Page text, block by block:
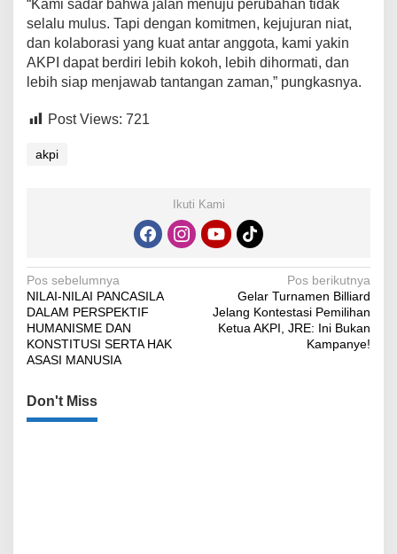
“Kami sadar bahwa jalan menuju perubahan tidak
selalu mulus. Tapi dengan komitmen, kejujuran niat,
dan kolaborasi yang kuat antar anggota, kami yakin
AKPI dapat berdiri lebih kokoh, lebih dihormati, dan
lebih siap menjawab tantangan zaman,” pungkasnya.
Post Views: 721
akpi
Ikuti Kami
Navigasi
pos
Pos sebelumnya
NILAI-NILAI PANCASILA
DALAM PERSPEKTIF
HUMANISME DAN
KONSTITUSI SERTA HAK
ASASI MANUSIA
Pos berikutnya
Gelar Turnamen Billiard
Jelang Kontestasi Pemilihan
Ketua AKPI, JRE: Ini Bukan
Kampanye!
Don't Miss